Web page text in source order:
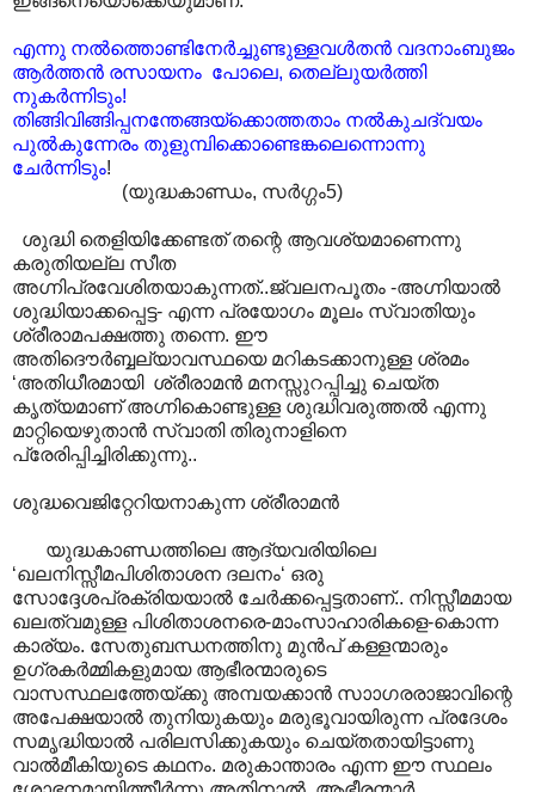
എന്നു നൽത്തൊണ്ടിനേർച്ചുണ്ടുള്ളവൾതൻ വദനാംബുജം
ആർത്തൻ രസായനം പോലെ, തെല്ലുയർത്തി
നുകർന്നിടും!
തിങ്ങിവിങ്ങിപ്പനന്തേങ്ങയ്ക്കൊത്തതാം നൽകുചദ്വയം
പുൽകുന്നേരം തുളുമ്പിക്കൊണ്ടെങ്കലെന്നൊന്നു
ചേർന്നിടും!
(യുദ്ധകാണ്ഡം, സർഗ്ഗം5)
ശുദ്ധി തെളിയിക്കേണ്ടത് തന്റെ ആവശ്യമാണെന്നു
കരുതിയല്ല സീത
അഗ്നിപ്രവേശിതയാകുന്നത്..ജ്വലനപൂതം -അഗ്നിയാൽ
ശുദ്ധിയാക്കപ്പെട്ട- എന്ന പ്രയോഗം മൂലം സ്വാ‍തിയും
ശ്രീരാമപക്ഷത്തു തന്നെ. ഈ
അതിദൌർബ്ബല്യാ‍വസ്ഥയെ മറികടക്കാനുള്ള ശ്രമം
‘അതിധീരമായി ശ്രീരാമൻ മനസ്സുറപ്പിച്ചു ചെയ്ത
കൃത്യമാണ് അഗ്നികൊണ്ടുള്ള ശുദ്ധിവരുത്തൽ എന്നു
മാറ്റിയെഴുതാൻ സ്വാതി തിരുനാളിനെ
പ്രേരിപ്പിച്ചിരിക്കുന്നു..
ശുദ്ധവെജിറ്റേറിയനാകുന്ന ശ്രീരാമൻ
യുദ്ധകാണ്ഡത്തിലെ ആദ്യവരിയിലെ
‘ഖലനിസ്സീമപിശിതാശന ദലനം‘ ഒരു
സോദ്ദേശപ്രക്രിയയാൽ ചേർക്കപ്പെട്ടതാണ്.. നിസ്സീമമായ
ഖലത്വമുള്ള പിശിതാശനരെ-മാംസാഹാരികളെ-കൊന്ന
കാര്യം. സേതുബന്ധനത്തിനു മുൻപ് കള്ളന്മാരും
ഉഗ്രകർമ്മികളുമായ ആഭീരന്മാരുടെ
വാസസ്ഥലത്തേയ്ക്കു അമ്പയക്കാൻ സാ‍ാഗരരാജാവിന്റെ
അപേക്ഷയാൽ തുനിയുകയും മരുഭൂവായിരുന്ന പ്രദേശം
സമൃദ്ധിയാൽ പരിലസിക്കുകയും ചെയ്തതായിട്ടാണു
വാൽമീകിയുടെ കഥനം. മരുകാന്താരം എന്ന ഈ സ്ഥലം